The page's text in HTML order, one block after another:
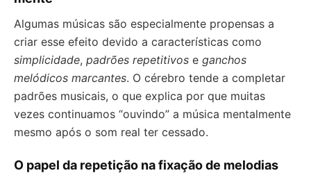
Algumas músicas são especialmente propensas a
criar esse efeito devido a características como
simplicidade, padrões repetitivos e ganchos
melódicos marcantes. O cérebro tende a completar
padrões musicais, o que explica por que muitas
vezes continuamos “ouvindo” a música mentalmente
mesmo após o som real ter cessado.
O papel da repetição na fixação de melodias